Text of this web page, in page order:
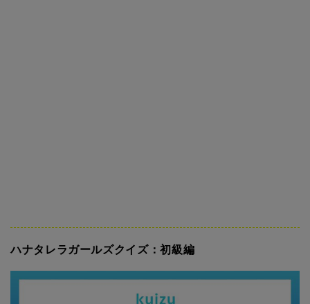
ハナタレラガールズクイズ：初級編